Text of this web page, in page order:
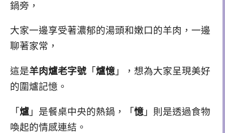
鍋旁，
大家一邊享受著濃郁的湯頭和嫩口的羊肉，一邊
聊著家常，
這是羊肉爐老字號 「 爐憶 」，想為大家呈現美好
的圍爐記憶。
「 爐 」是餐桌中央的熱鍋， 「 憶 」則是透過食物
喚起的情感連結。